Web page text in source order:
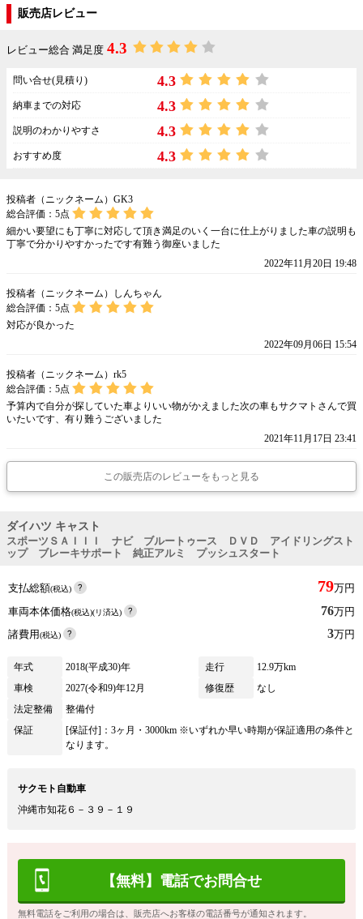
販売店レビュー
レビュー総合 満足度 4.3
問い合せ(見積り) 4.3
納車までの対応 4.3
説明のわかりやすさ 4.3
おすすめ度 4.3
投稿者（ニックネーム）GK3
総合評価： 5点
細かい要望にも丁寧に対応して頂き満足のいく一台に仕上がりました車の説明も
丁寧で分かりやすかったです有難う御座いました
2022年11月20日 19:48
投稿者（ニックネーム）しんちゃん
総合評価： 5点
対応が良かった
2022年09月06日 15:54
投稿者（ニックネーム）rk5
総合評価： 5点
予算内で自分が探していた車よりいい物がかえました次の車もサクマトさんで買
いたいです、有り難うございました
2021年11月17日 23:41
この販売店のレビューをもっと見る
ダイハツ キャスト
スポーツＳＡＩＩＩ ナビ ブルートゥース ＤＶＤ アイドリングスト
ップ ブレーキサポート 純正アルミ プッシュスタート
支払総額(税込) 79万円
車両本体価格(税込)(リ済込) 76万円
諸費用(税込) 3万円
年式 2018(平成30)年 走行
12.9万km
車検
2027(令和9)年12月 修復歴
なし
法定整備
整備付
保証
[保証付]：3ヶ月・3000km ※いずれか早い時期が保証適用の条件と
なります。
サクモト自動車
沖縄市知花６－３９－１９
【無料】電話でお問合せ
無料電話をご利用の場合は、販売店へお客様の電話番号が通知されます。